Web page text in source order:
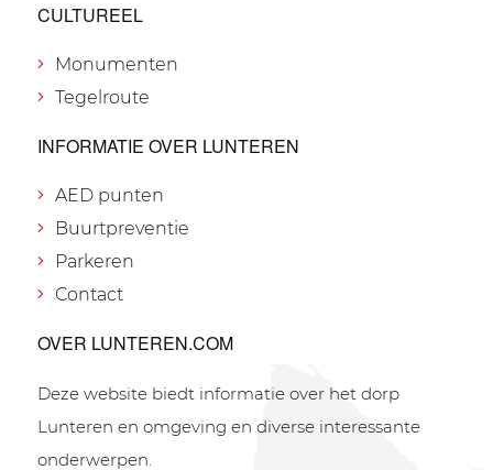
CULTUREEL
Monumenten
Tegelroute
INFORMATIE OVER LUNTEREN
AED punten
Buurtpreventie
Parkeren
Contact
OVER LUNTEREN.COM
Deze website biedt informatie over het dorp
Lunteren en omgeving en diverse interessante
onderwerpen.